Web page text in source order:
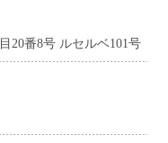
20番8号 ルセルベ101号